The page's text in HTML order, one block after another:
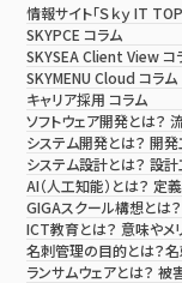
情報サイト「Ｓｋｙ IT
SKYPCE コラム
SKYSEA Client View コ
SKYMENU Cloud コラム
キャリア採用 コラム
ソフトウェア開発とは？
システム開発とは？ 開
システム設計とは？ 設
AI（人工知能）とは？ 定
GIGAスクール構想とは
ICT教育とは？ 意味やメ
名刺管理の目的とは？名
ランサムウェアとは？ 被